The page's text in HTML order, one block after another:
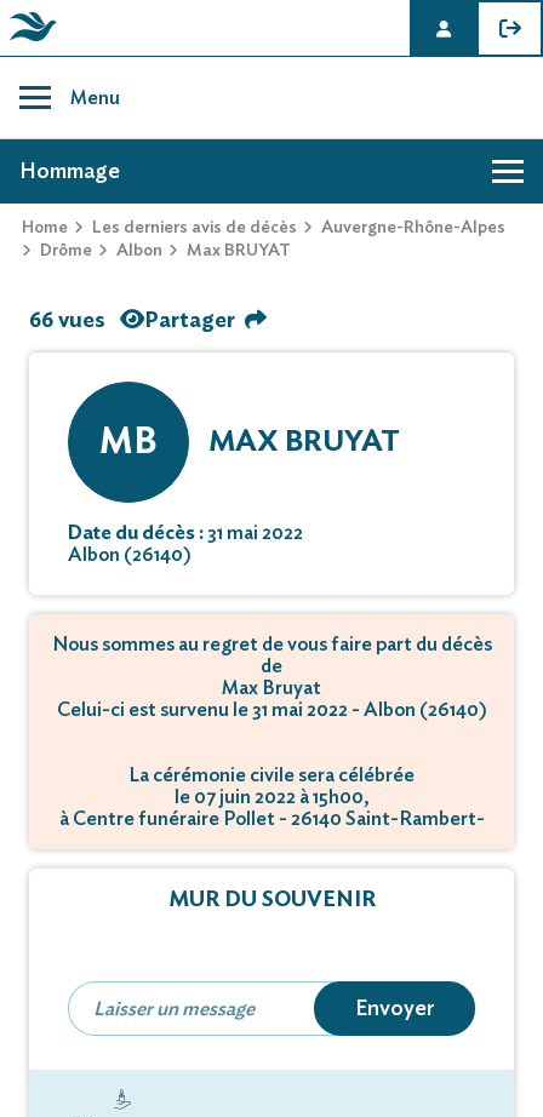
content
Menu
AVIS DE DÉCÈS DE MAX BRUYAT
Home Les derniers avis de décès
Auvergne-Rhône-Alpes
Drôme
Albon Max BRUYAT
Hommage
66 vues Partager
MB MAX BRUYAT
Date du décès :31 mai 2022
Albon (26140)
Nous sommes au regret de vous faire part du décès
de
Max Bruyat
Celui-ci est survenu le 31 mai 2022 - Albon (26140)
La cérémonie civile sera célébrée
le 07 juin 2022 à 15h00,
à Centre funéraire Pollet - 26140 Saint-Rambert-
MUR DU SOUVENIR
Envoyer